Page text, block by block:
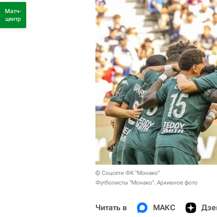
© Соцсети ФК "Монако"
Футболисты "Монако". Архивное фото
Читать в МАКС
Матч-
центр